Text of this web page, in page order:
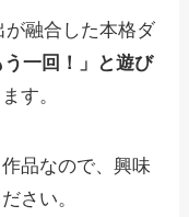
が融合した本格ダ
一回！」と遊び
す。
品なので、興味
さい。